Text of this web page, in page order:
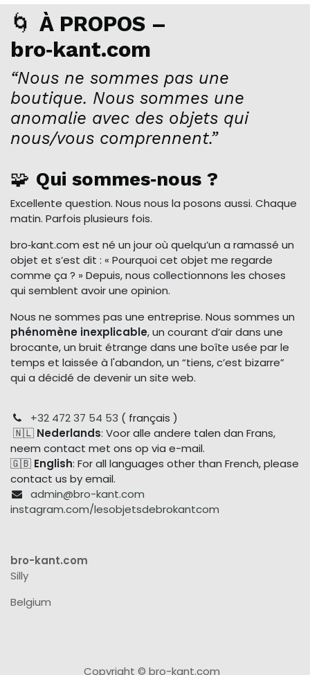
🌀 À PROPOS –
bro‑kant.com
“Nous ne sommes pas une
boutique. Nous sommes une
anomalie avec des objets qui
nous/vous comprennent.”
🧩 Qui sommes‑nous ?
Excellente question. Nous nous la posons aussi. Chaque
matin. Parfois plusieurs fois.
bro‑kant.com est né un jour où quelqu’un a ramassé un
objet et s’est dit : « Pourquoi cet objet me regarde
comme ça ? » Depuis, nous collectionnons les choses
qui semblent avoir une opinion.
Nous ne sommes pas une entreprise. Nous sommes un
phénomène inexplicable, un courant d’air dans une
brocante, un bruit étrange dans une boîte usée par le
temps et laissée à l'abandon, un “tiens, c’est bizarre”
qui a décidé de devenir un site web.
+32 472 37 54 53 ( français )
🇳🇱 Nederlands: Voor alle andere talen dan Frans,
neem contact met ons op via e-mail.
🇬🇧 English: For all languages other than French, please
contact us by email.
admin@bro-kant.com
instagram.com/lesobjetsdebrokantcom
bro-kant.com
Silly
Belgium
Copyright © bro-kant.com